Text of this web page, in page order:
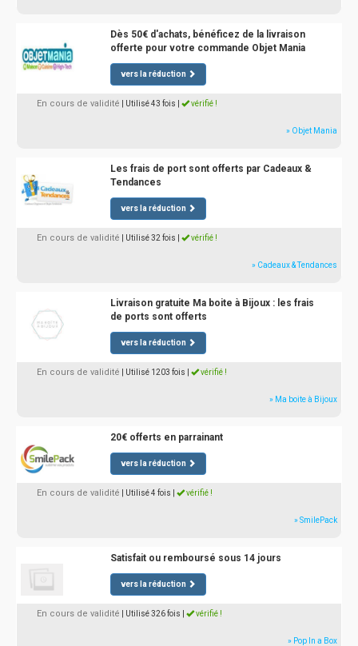
Dès 50€ d'achats, bénéficez de la livraison
offerte pour votre commande Objet Mania
vers la réduction
En cours de validité | Utilisé 43 fois vérifié !
» Objet Mania
Les frais de port sont offerts par Cadeaux &
Tendances
vers la réduction
En cours de validité | Utilisé 32 fois vérifié !
» Cadeaux & Tendances
Livraison gratuite Ma boite à Bijoux : les frais
de ports sont offerts
vers la réduction
En cours de validité | Utilisé 1203 fois vérifié !
» Ma boite à Bijoux
20€ offerts en parrainant
vers la réduction
En cours de validité | Utilisé 4 fois vérifié !
» SmilePack
Satisfait ou remboursé sous 14 jours
vers la réduction
En cours de validité | Utilisé 326 fois vérifié !
» Pop In a Box